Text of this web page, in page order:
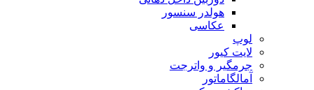
هولدر سنسور
عکاسی
لوپ
لایت کیور
جرمگیر و واترجت
آمالگاماتور